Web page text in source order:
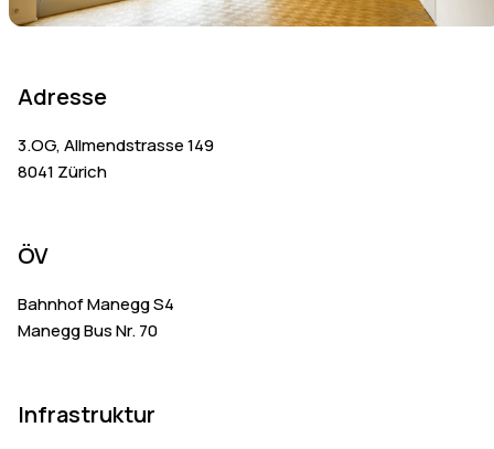
Adresse
3.OG, Allmendstrasse 149
8041 Zürich
ÖV
Bahnhof Manegg S4
Manegg Bus Nr. 70
Infrastruktur